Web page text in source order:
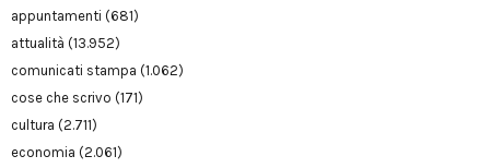
appuntamenti (681)
attualità (13.952)
comunicati stampa (1.062)
cose che scrivo (171)
cultura (2.711)
economia (2.061)